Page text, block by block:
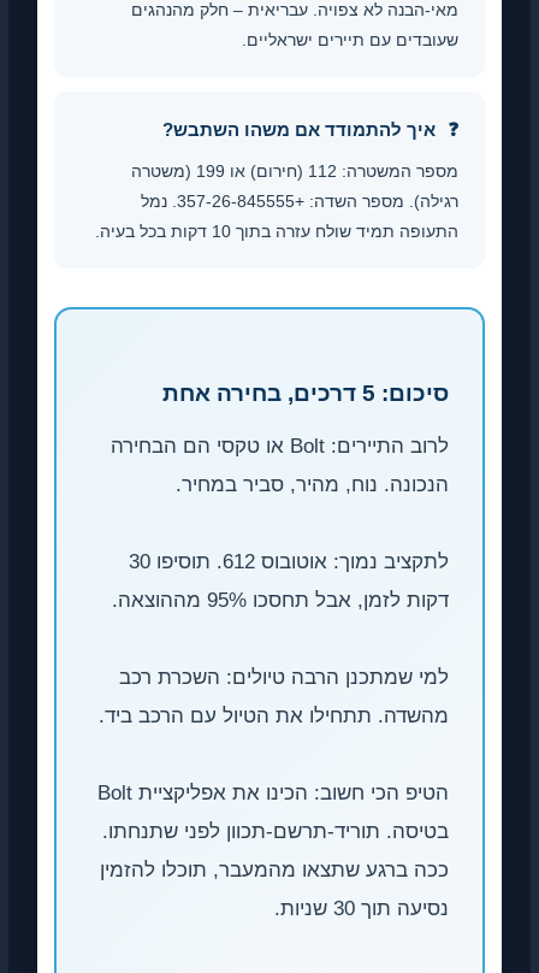
מאי-הבנה לא צפויה. עבריאית – חלק מהנהגים
שעובדים עם תיירים ישראליים.
איך להתמודד אם משהו השתבש?
מספר המשטרה: 112 (חירום) או 199 (משטרה
רגילה). מספר השדה: +357-26-845555. נמל
התעופה תמיד שולח עזרה בתוך 10 דקות בכל בעיה.
סיכום: 5 דרכים, בחירה אחת
לרוב התיירים: Bolt או טקסי הם הבחירה
הנכונה. נוח, מהיר, סביר במחיר.
לתקציב נמוך: אוטובוס 612. תוסיפו 30
דקות לזמן, אבל תחסכו 95% מההוצאה.
למי שמתכנן הרבה טיולים: השכרת רכב
מהשדה. תתחילו את הטיול עם הרכב ביד.
הטיפ הכי חשוב: הכינו את אפליקציית Bolt
בטיסה. תוריד-תרשם-תכוון לפני שתנחתו.
ככה ברגע שתצאו מהמעבר, תוכלו להזמין
נסיעה תוך 30 שניות.